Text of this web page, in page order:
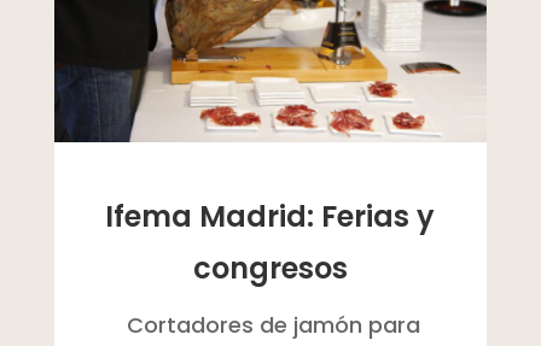
Ifema Madrid: Ferias y
congresos
Cortadores de jamón para